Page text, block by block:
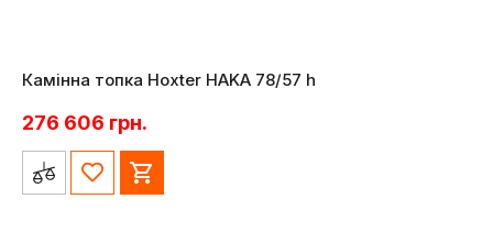
Камінна топка Hoxter HAKA 78/57 h
276 606 грн.